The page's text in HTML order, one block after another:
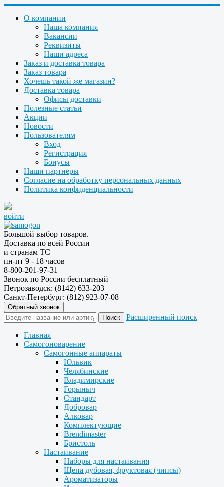
О компании
Наша компания
Вакансии
Реквизиты
Наши адреса
Заказ и доставка товара
Заказ товара
Хочешь такой же магазин?
Доставка товара
Офисы доставки
Полезные статьи
Акции
Новости
Пользователям
Вход
Регистрация
Бонусы
Наши партнеры
Согласие на обработку персональных данных
Политика конфиденциальности
войти
Большой выбор товаров.
Доставка по всей России
и странам ТС
пн-пт 9 - 18 часов
8-800-201-97-31
Звонок по России бесплатный
Петрозаводск: (8142) 633-203
Санкт-Петербург: (812) 923-07-08
Обратный звонок
Расширенный поиск
Главная
Самогоноварение
Самогонные аппараты
Юльвик
Челябинские
Владимирские
Горыныч
Стандарт
Добровар
Алковар
Комплектующие
Brendimaster
Бристоль
Настаивание
Наборы для настаивания
Щепа дубовая, фруктовая (чипсы)
Ароматизаторы